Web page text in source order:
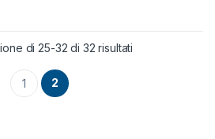
di 25-32 di 32 risultati
1 2